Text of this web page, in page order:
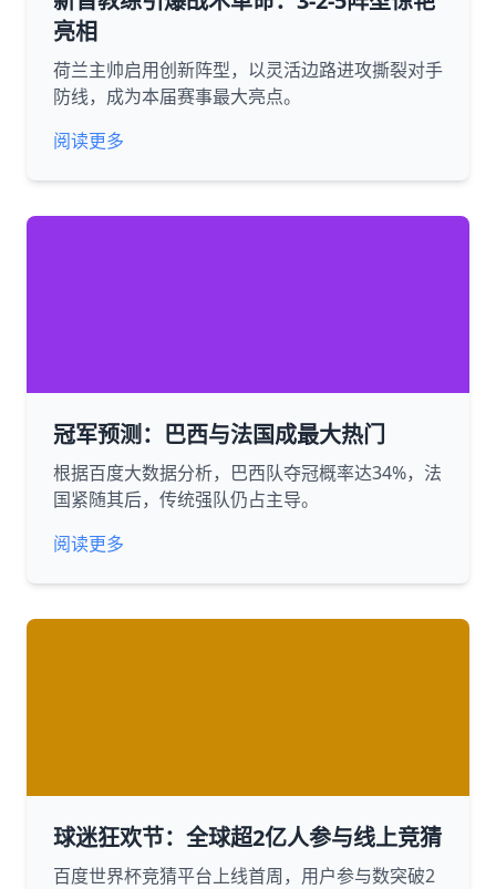
亮相
荷兰主帅启用创新阵型，以灵活边路进攻撕裂对手
防线，成为本届赛事最大亮点。
阅读更多
冠军预测：巴西与法国成最大热门
根据百度大数据分析，巴西队夺冠概率达34%，法
国紧随其后，传统强队仍占主导。
阅读更多
球迷狂欢节：全球超2亿人参与线上竞猜
百度世界杯竞猜平台上线首周，用户参与数突破2